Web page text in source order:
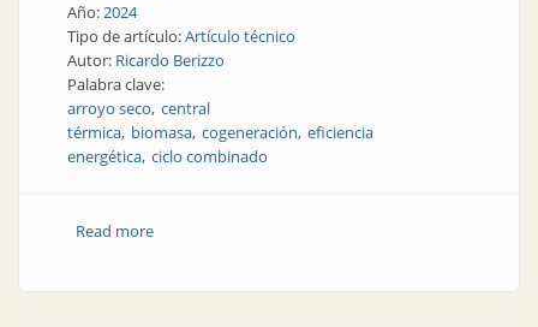
Año:2024
Tipo de artículo:Artículo técnico
Autor: Ricardo Berizzo
Palabra clave:
arroyo seco central
térmica biomasa cogeneración eficiencia
energética ciclo combinado
Read moreabout Cogeneración, generación de energía eléctrica